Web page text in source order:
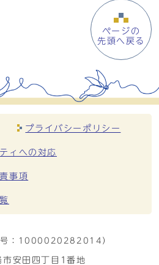
ページの
先頭へ戻る
プライバシーポリシー
ィへの対応
事項
： 1000020282014）
安田四丁目1番地